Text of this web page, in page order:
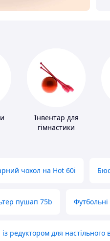
Інвентар для
гімнастики
чохол на Hot 60i
пушап 75b
редуктором для настільного